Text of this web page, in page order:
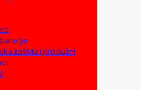
zaštita i produžni